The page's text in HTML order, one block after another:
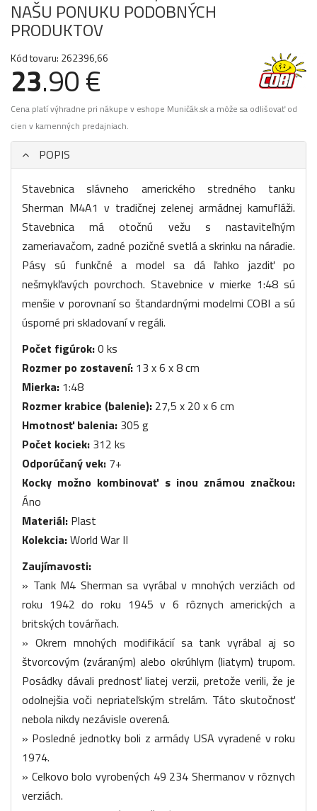
NAŠU PONUKU PODOBNÝCH
PRODUKTOV
Kód tovaru: 262396,66
23.90 €
Cena platí výhradne pri nákupe v eshope Muničák.sk a môže sa odlišovať od
cien v kamenných predajniach.
POPIS
Stavebnica slávneho amerického stredného tanku
Sherman M4A1 v tradičnej zelenej armádnej kamufláži.
Stavebnica má otočnú vežu s nastaviteľným
zameriavačom, zadné pozičné svetlá a skrinku na náradie.
Pásy sú funkčné a model sa dá ľahko jazdiť po
nešmykľavých povrchoch. Stavebnice v mierke 1:48 sú
menšie v porovnaní so štandardnými modelmi COBI a sú
úsporné pri skladovaní v regáli.
Počet figúrok:0 ks
Rozmer po zostavení: 13 x 6 x 8 cm
Mierka: 1:48
Rozmer krabice (balenie): 27,5 x 20 x 6 cm
Hmotnosť balenia: 305 g
Počet kociek: 312 ks
Odporúčaný vek: 7+
Kocky možno kombinovať s inou známou značkou:
Áno
Materiál: Plast
Kolekcia:World War II
Zaujímavosti:
» Tank M4 Sherman sa vyrábal v mnohých verziách od
roku 1942 do roku 1945 v 6 rôznych amerických a
britských továrňach.
» Okrem mnohých modifikácií sa tank vyrábal aj so
štvorcovým (zváraným) alebo okrúhlym (liatym) trupom.
Posádky dávali prednosť liatej verzii, pretože verili, že je
odolnejšia voči nepriateľským strelám. Táto skutočnosť
nebola nikdy nezávisle overená.
» Posledné jednotky boli z armády USA vyradené v roku
1974.
» Celkovo bolo vyrobených 49 234 Shermanov v rôznych
verziách.